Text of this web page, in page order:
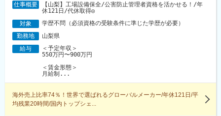
仕事概要
【山梨】工場設備保全/公害防止管理者資格を活かせる！/年
休121日/代休取得◎
対象
学歴不問（必須資格の受験条件に準じた学歴が必要）
勤務地
山梨県
給与
＜予定年収＞
550万円〜900万円
＜賃金形態＞
月給制...
海外売上比率74％！世界で選ばれるグローバルメーカー/年休121日/平
均残業20時間/国内トップシェ...